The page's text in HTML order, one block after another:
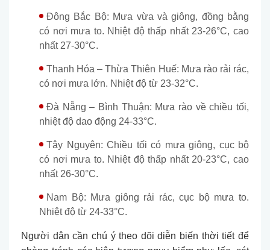
Đông Bắc Bộ: Mưa vừa và giông, đồng bằng
có nơi mưa to. Nhiệt độ thấp nhất 23-26°C, cao
nhất 27-30°C.
Thanh Hóa – Thừa Thiên Huế: Mưa rào rải rác,
có nơi mưa lớn. Nhiệt độ từ 23-32°C.
Đà Nẵng – Bình Thuận: Mưa rào về chiều tối,
nhiệt độ dao động 24-33°C.
Tây Nguyên: Chiều tối có mưa giông, cục bộ
có nơi mưa to. Nhiệt độ thấp nhất 20-23°C, cao
nhất 26-30°C.
Nam Bộ: Mưa giông rải rác, cục bộ mưa to.
Nhiệt độ từ 24-33°C.
Người dân cần chú ý theo dõi diễn biến thời tiết để